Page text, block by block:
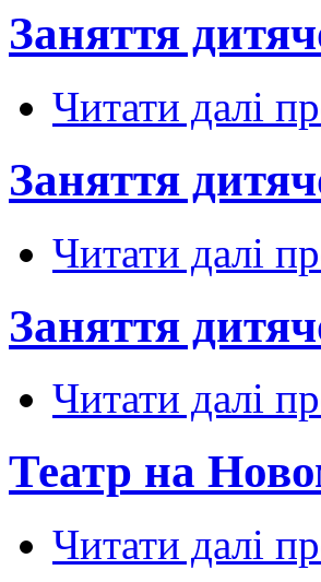
Заняття
Читати далі
Заняття
Читати далі
Заняття
Читати далі
Театр на
Читати далі